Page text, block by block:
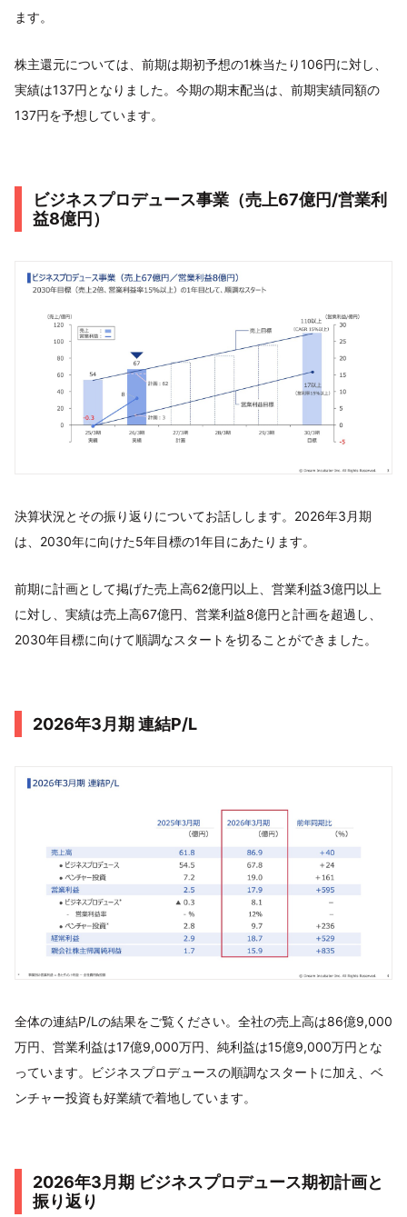
ます。
株主還元については、前期は期初予想の1株当たり106円に対し、
実績は137円となりました。今期の期末配当は、前期実績同額の
137円を予想しています。
ビジネスプロデュース事業（売上67億円/営業利
益8億円）
決算状況とその振り返りについてお話しします。2026年3月期
は、2030年に向けた5年目標の1年目にあたります。
前期に計画として掲げた売上高62億円以上、営業利益3億円以上
に対し、実績は売上高67億円、営業利益8億円と計画を超過し、
2030年目標に向けて順調なスタートを切ることができました。
2026年3月期 連結P/L
全体の連結P/Lの結果をご覧ください。全社の売上高は86億9,000
万円、営業利益は17億9,000万円、純利益は15億9,000万円とな
っています。ビジネスプロデュースの順調なスタートに加え、ベ
ンチャー投資も好業績で着地しています。
2026年3月期 ビジネスプロデュース期初計画と
振り返り